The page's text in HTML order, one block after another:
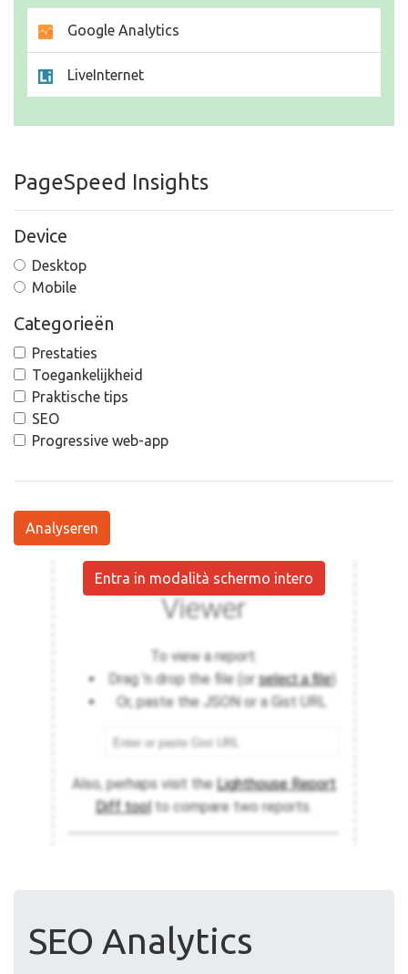
Google Analytics
LiveInternet
PageSpeed Insights
Device
Desktop
Mobile
Categorieën
Prestaties
Toegankelijkheid
Praktische tips
SEO
Progressive web-app
Analyseren
Entra in modalità schermo intero
SEO Analytics